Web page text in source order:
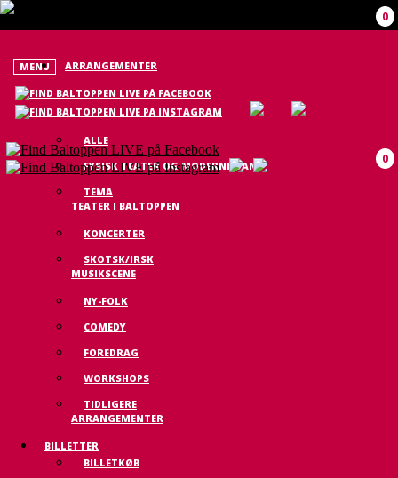
0
MENU
0
ARRANGEMENTER
ALLE
FYSISK TEATER OG MODERNE DANS
TEMA
TEATER I BALTOPPEN
KONCERTER
SKOTSK/IRSK
MUSIKSCENE
NY-FOLK
COMEDY
FOREDRAG
WORKSHOPS
TIDLIGERE
ARRANGEMENTER
BILLETTER
BILLETKØB